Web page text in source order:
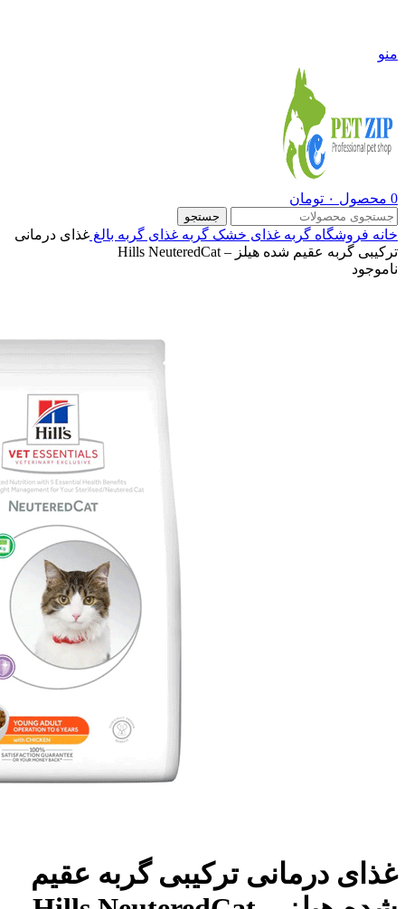
منو
0 محصول ۰ تومان
جستجو
خانه فروشگاه گربه غذای خشک گربه غذای گربه بالغ غذای درمانی
ترکیبی گربه عقیم شده هیلز – Hills NeuteredCat
ناموجود
غذای درمانی ترکیبی گربه عقیم